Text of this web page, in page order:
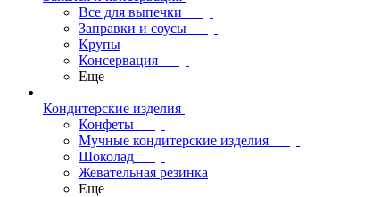
Все для выпечки
Заправки и соусы
Крупы
Консервация
Еще
Кондитерские изделия
Конфеты
Мучные кондитерские изделия
Шоколад
Жевательная резинка
Еще